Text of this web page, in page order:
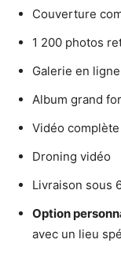
Couverture
1 200 photos
Galerie en
Album grand
Vidéo
Droning vidéo
Livraison sous
Option
avec un lieu